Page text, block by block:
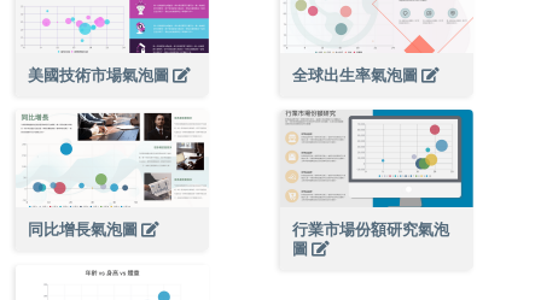
美國技術市場氣泡圖 全球出生率氣泡圖
同比增長氣泡圖
行業市場份額研究氣泡
圖